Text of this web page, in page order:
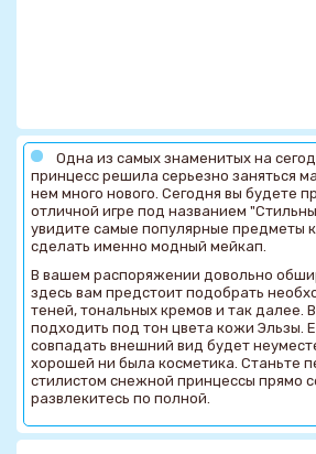
Одна из самых знаменитых на
принцесс решила серьезно заняться
нем много нового. Сегодня вы будете
отличной игре под названием
увидите самые популярные предметы
сделать именно модный мейкап.
В вашем распоряжении довольно
здесь вам предстоит подобрать
теней, тональных кремов и так далее.
подходить под тон цвета кожи Эльзы.
совпадать внешний вид будет
хорошей ни была косметика. Станьте
стилистом снежной принцессы прямо
развлекитесь по полной.